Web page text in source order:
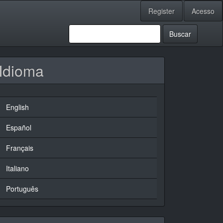
Register Acesso
Buscar
Idioma
English
Español
Français
Italiano
Português